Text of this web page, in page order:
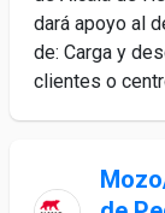
dará apoyo al
de: Carga y
clientes o